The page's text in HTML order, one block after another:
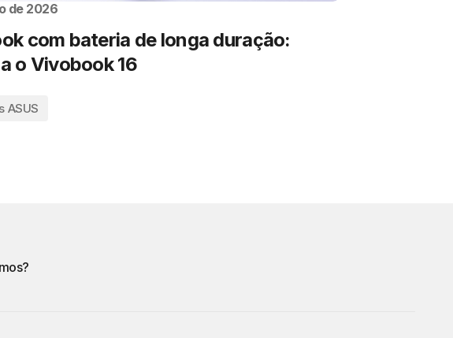
de 2026
com bateria de longa duração:
o Vivobook 16
ASUS